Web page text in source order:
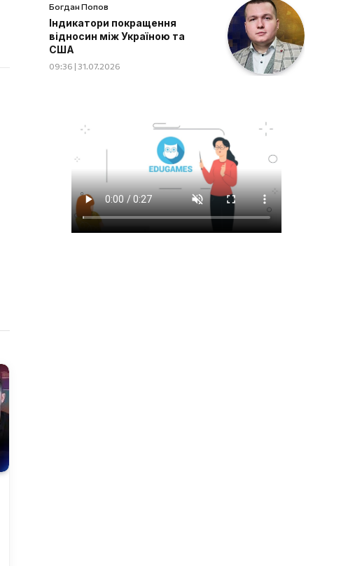
Богдан Попов
Індикатори покращення
відносин між Україною та
США
09:36 | 31.07.2026